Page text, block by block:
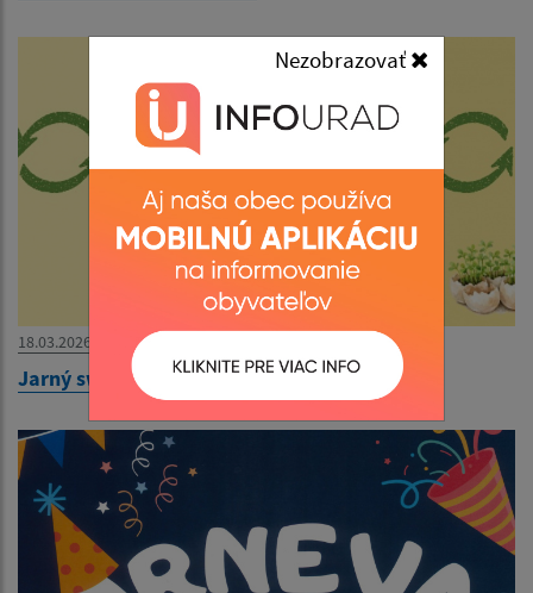
Nezobrazovať
18.03.2026
Jarný swap 28.3.2026